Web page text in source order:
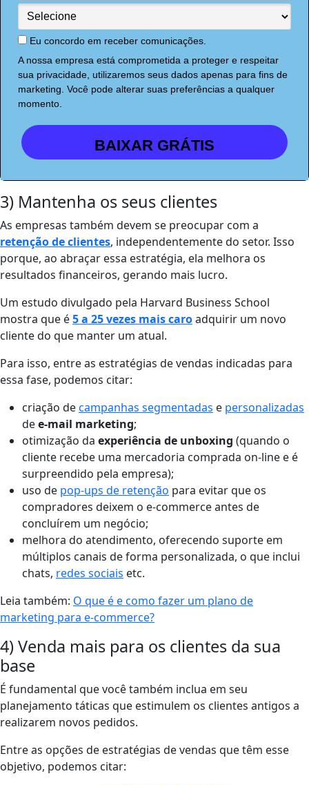
Eu concordo em receber comunicações.
A nossa empresa está comprometida a proteger e respeitar
sua privacidade, utilizaremos seus dados apenas para fins de
marketing. Você pode alterar suas preferências a qualquer
momento.
BAIXAR GRÁTIS
3) Mantenha os seus clientes
As empresas também devem se preocupar com a
retenção de clientes, independentemente do setor. Isso
porque, ao abraçar essa estratégia, ela melhora os
resultados financeiros, gerando mais lucro.
Um estudo divulgado pela Harvard Business School
mostra que é5 a 25 vezes mais caroadquirir um novo
cliente do que manter um atual.
Para isso, entre as estratégias de vendas indicadas para
essa fase, podemos citar:
criação decampanhas segmentadas e personalizadas
dee-mail marketing;
otimização da experiência de unboxing (quando o
cliente recebe uma mercadoria comprada on-line e é
surpreendido pela empresa);
uso de pop-ups de retenção para evitar que os
compradores deixem o e-commerce antes de
concluírem um negócio;
melhora do atendimento, oferecendo suporte em
múltiplos canais de forma personalizada, o que inclui
chats, redes sociais etc.
Leia também: O que é e como fazer um plano de
marketing para e-commerce?
4) Venda mais para os clientes da sua
base
É fundamental que você também inclua em seu
planejamento táticas que estimulem os clientes antigos a
realizarem novos pedidos.
Entre as opções de estratégias de vendas que têm esse
objetivo, podemos citar: